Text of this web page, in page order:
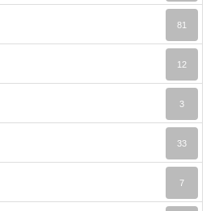
81
12
3
33
7